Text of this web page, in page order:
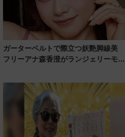
ガーターベルトで際立つ妖艶脚線美
フリーアナ森香澄がランジェリーモデ